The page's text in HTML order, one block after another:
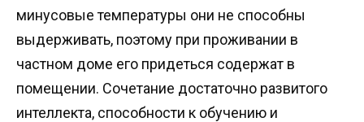
минусовые температуры они не способны
выдерживать, поэтому при проживании в
частном доме его придеться содержат в
помещении. Сочетание достаточно развитого
интеллекта, способности к обучению и